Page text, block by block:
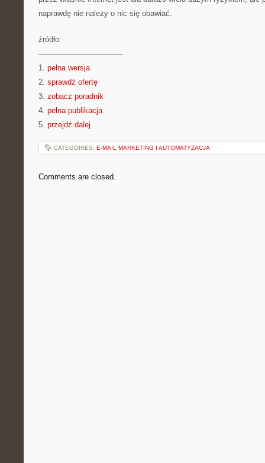
naprawdę nie należy o nic się obawiać.
źródło:
———————————
1. pełna wersja
2. sprawdź ofertę
3. zobacz poradnik
4. pełna publikacja
5. przejdź dalej
CATEGORIES: E-MAIL MARKETING I AUTOMATYZACJA
Comments are closed.